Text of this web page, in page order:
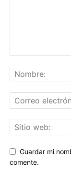
Guardar mi
comente.